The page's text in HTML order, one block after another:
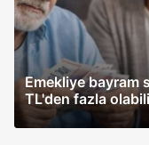
Emekliye bayram
TL'den fazla